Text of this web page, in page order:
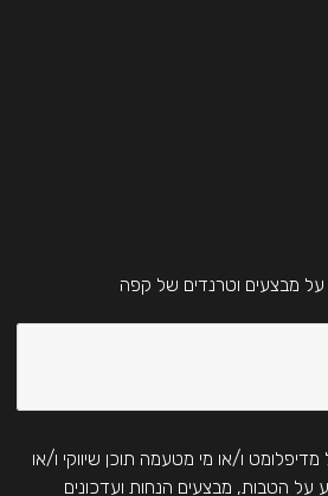
על מבצעים וטרנדים של קפה
ו/או מי מטעמה תוכן שיווקי ו/או
על הטבות, מבצעים הנחות ועדכונים